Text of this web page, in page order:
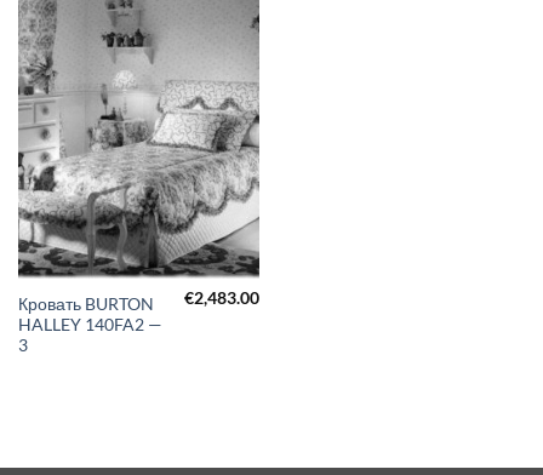
Кровать BURTON
HALLEY 140FA2 —
3
€2,483.00